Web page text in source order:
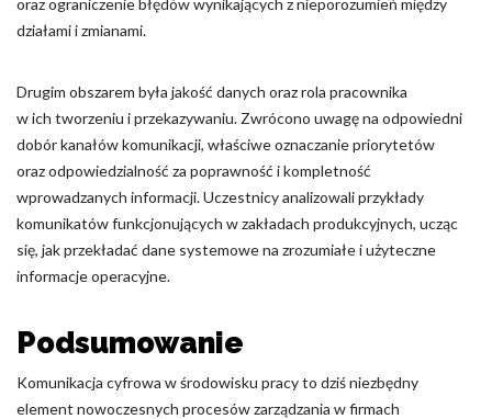
oraz ograniczenie błędów wynikających z nieporozumień między
działami i zmianami.
Drugim obszarem była jakość danych oraz rola pracownika
w ich tworzeniu i przekazywaniu. Zwrócono uwagę na odpowiedni
dobór kanałów komunikacji, właściwe oznaczanie priorytetów
oraz odpowiedzialność za poprawność i kompletność
wprowadzanych informacji. Uczestnicy analizowali przykłady
komunikatów funkcjonujących w zakładach produkcyjnych, ucząc
się, jak przekładać dane systemowe na zrozumiałe i użyteczne
informacje operacyjne.
Podsumowanie
Komunikacja cyfrowa w środowisku pracy to dziś niezbędny
element nowoczesnych procesów zarządzania w firmach